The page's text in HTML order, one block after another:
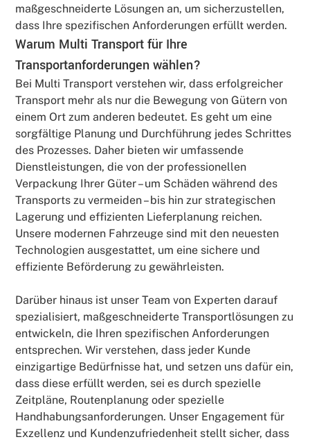
maßgeschneiderte Lösungen an, um sicherzustellen,
dass Ihre spezifischen Anforderungen erfüllt werden.
Warum Multi Transport für Ihre
Transportanforderungen wählen?
Bei Multi Transport verstehen wir, dass erfolgreicher
Transport mehr als nur die Bewegung von Gütern von
einem Ort zum anderen bedeutet. Es geht um eine
sorgfältige Planung und Durchführung jedes Schrittes
des Prozesses. Daher bieten wir umfassende
Dienstleistungen, die von der professionellen
Verpackung Ihrer Güter – um Schäden während des
Transports zu vermeiden – bis hin zur strategischen
Lagerung und effizienten Lieferplanung reichen.
Unsere modernen Fahrzeuge sind mit den neuesten
Technologien ausgestattet, um eine sichere und
effiziente Beförderung zu gewährleisten.
Darüber hinaus ist unser Team von Experten darauf
spezialisiert, maßgeschneiderte Transportlösungen zu
entwickeln, die Ihren spezifischen Anforderungen
entsprechen. Wir verstehen, dass jeder Kunde
einzigartige Bedürfnisse hat, und setzen uns dafür ein,
dass diese erfüllt werden, sei es durch spezielle
Zeitpläne, Routenplanung oder spezielle
Handhabungsanforderungen. Unser Engagement für
Exzellenz und Kundenzufriedenheit stellt sicher, dass